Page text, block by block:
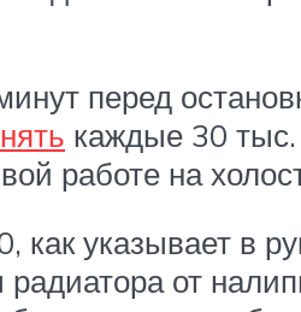
перед
каждые 30
работе на
указывает в
от